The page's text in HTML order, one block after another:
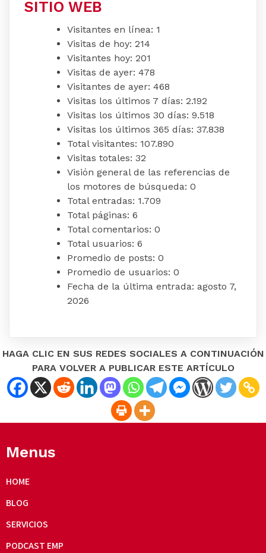
SITIO WEB
Visitantes en línea: 1
Visitas de hoy: 214
Visitantes hoy: 201
Visitas de ayer: 478
Visitantes de ayer: 468
Visitas los últimos 7 días: 2.192
Visitas los últimos 30 días: 9.518
Visitas los últimos 365 días: 37.838
Total visitantes: 107.890
Visitas totales: 32
Visión general de las referencias de
los motores de búsqueda: 0
Total entradas: 1.709
Total páginas: 6
Total comentarios: 0
Total usuarios: 6
Promedio de posts: 0
Promedio de usuarios: 0
Fecha de la última entrada: agosto 7,
2026
HAGA CLIC EN SUS REDES SOCIALES A CONTINUACIÓN
PARA VOLVER A PUBLICAR ESTE ARTÍCULO
Menus
HOME
BLOG
SERVICIOS
PODCAST EMP